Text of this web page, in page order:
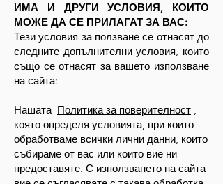
ИМА И ДРУГИ УСЛОВИЯ, КОИТО
МОЖЕ ДА СЕ ПРИЛАГАТ ЗА ВАС:
Тези условия за ползване се отнасят до
следните допълнителни условия, които
също се отнасят за вашето използване
на сайта:
Нашата Политика за поверителност ,
която определя условията, при които
обработваме всички лични данни, които
събираме от вас или които вие ни
предоставяте. С използването на сайта